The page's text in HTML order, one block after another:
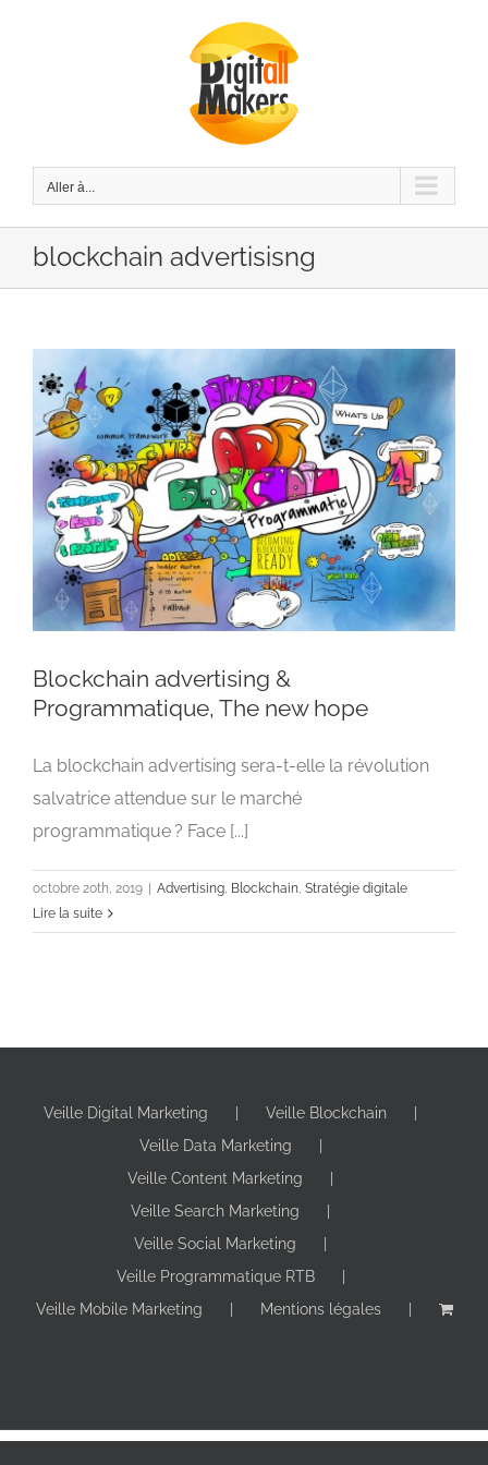
Aller à...
blockchain advertisisng
Blockchain advertising & Programmatique, The
new hope
Blockchain advertising &
Programmatique, The new hope
La blockchain advertising sera-t-elle la révolution
salvatrice attendue sur le marché
programmatique ? Face [...]
octobre 20th, 2019 Advertising, Blockchain, Stratégie digitale
Lire la suite
Veille Digital Marketing
Veille Blockchain
Veille Data Marketing
Veille Content Marketing
Veille Search Marketing
Veille Social Marketing
Veille Programmatique RTB
Veille Mobile Marketing
Mentions légales